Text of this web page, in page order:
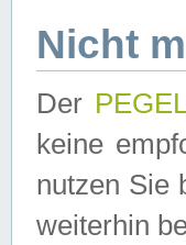
Nicht
Der
keine
nutzen Sie
weiterhin